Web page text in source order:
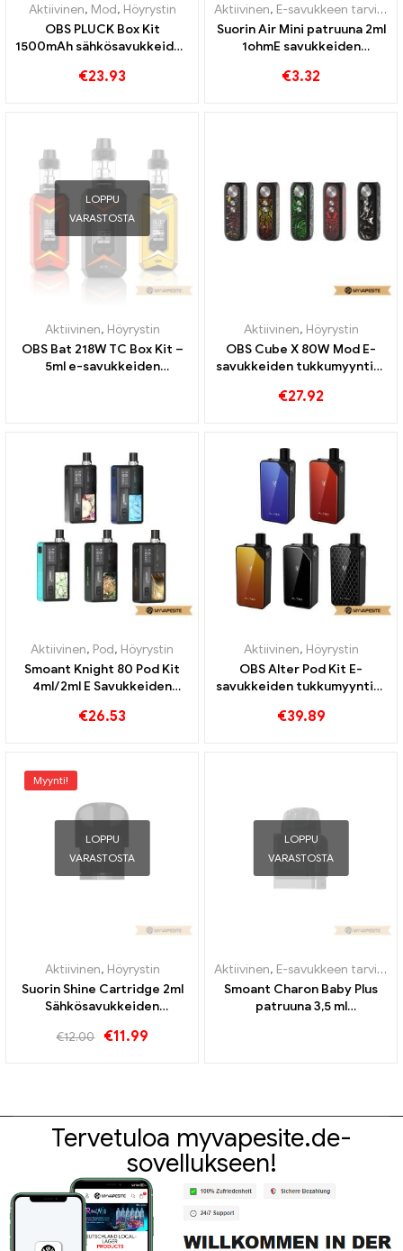
Aktiivinen, Mod, Höyrystin
OBS PLUCK Box Kit
1500mAh sähkösavukkeiden
€23.93
Aktiivinen, E-savukkeen tarvikkeet
Suorin Air Mini patruuna 2ml
1ohmE savukkeiden
€3.32
LOPPU
VARASTOSTA
Aktiivinen, Höyrystin
OBS Bat 218W TC Box Kit –
5ml e-savukkeiden
Aktiivinen, Höyrystin
OBS Cube X 80W Mod E-
savukkeiden tukkumyynti丨
€27.92
Aktiivinen, Pod, Höyrystin
Smoant Knight 80 Pod Kit
4ml/2ml E Savukkeiden
€26.53
Aktiivinen, Höyrystin
OBS Alter Pod Kit E-
savukkeiden tukkumyynti丨
€39.89
Myynti!
LOPPU
VARASTOSTA
Aktiivinen, Höyrystin
Suorin Shine Cartridge 2ml
Sähkösavukkeiden
€12.00 €11.99
LOPPU
VARASTOSTA
Aktiivinen, E-savukkeen tarvikkeet
Smoant Charon Baby Plus
patruuna 3,5 ml
Tervetuloa myvapesite.de-
sovellukseen!